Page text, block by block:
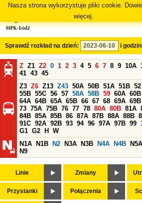
Nasza strona wykorzystuje pliki cookie.
więcej.
Sprawdź rozkład na dzień: i
Z Z1 Z2 0 1 2 3 4 5 6 7 8 9 10A
41 43 45
Z3 Z6 Z13 Z43 50A 50B 51A 51B 52
55B 55C 56 57 58A 58B 59 60A 60B
64A 64B 65A 65B 66 67 68 69A 69B
73 75A 75B 76 77 78 80A 80B 81A
84B 85A 85B 86 87A 87B 88A 88B
91C 92A 92B 93 94 96 97A 97B 99
G1 G2 H
W
N1A
N1B N2 N3A N3B N4A N4B N5A
N9
Linie Zmiany
Przystanki Połączenia